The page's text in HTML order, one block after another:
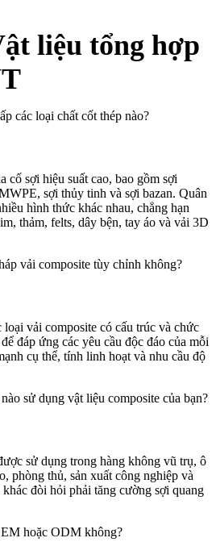
liệu tổng hợp
các loại chất cốt thép nào?
cố sợi hiệu suất cao, bao gồm sợi
sợi thủy tinh và sợi bazan. Quân
hình thức khác nhau, chẳng hạn
thảm, felts, dây bện, tay áo và vải 3D
vải composite tùy chỉnh không?
vải composite có cấu trúc và chức
đáp ứng các yêu cầu độc đáo của mỗi
cụ thể, tính linh hoạt và nhu cầu độ
sử dụng vật liệu composite của bạn?
sử dụng trong hàng không vũ trụ, ô
phòng thủ, sản xuất công nghiệp và
đòi hỏi phải tăng cường sợi quang
hoặc ODM không?